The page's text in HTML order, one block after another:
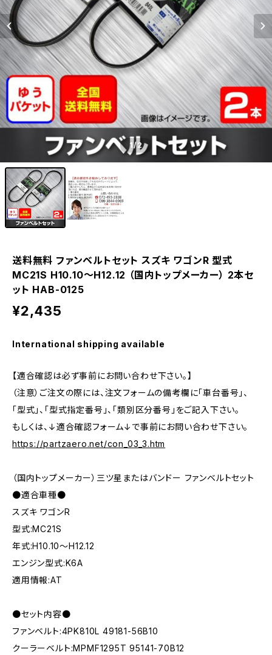
1/2
送料無料 ファンベルトセット スズキ ワゴンR 型式
MC21S H10.10～H12.12 （国内トップメーカー） 2本セ
ット HAB-0125
¥2,435
International shipping available
【適合確認は必ず事前にお問い合わせ下さい。】
（注意）ご注文の際には、注文フォームの備考欄に「車台番号」、
「型式」、「型式指定番号」、「類別区分番号」をご記入下さい。
もしくは、↓適合確認フォーム↓で事前にお問い合わせ下さい。
https://partzaero.net/con_03_3.htm
（国内トップメーカー）三ツ星またはバンドー ファンベルトセット
●適合車種●
スズキ ワゴンR
型式:MC21S
年式:H10.10～H12.12
エンジン型式:K6A
適用情報:AT
●セット内容●
ファンベルト:4PK810L 49181-56B10
クーラーベルト:MPMF1295T 95141-70B12